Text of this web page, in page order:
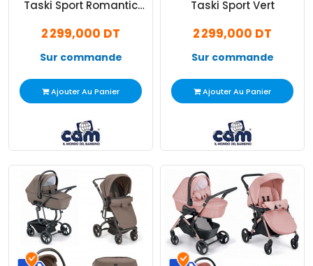
Taski Sport Romantic
2 299,000 DT
Sur commande
Ajouter Au Panier
Taski Sport Vert
2 299,000 DT
Sur commande
Ajouter Au Panier